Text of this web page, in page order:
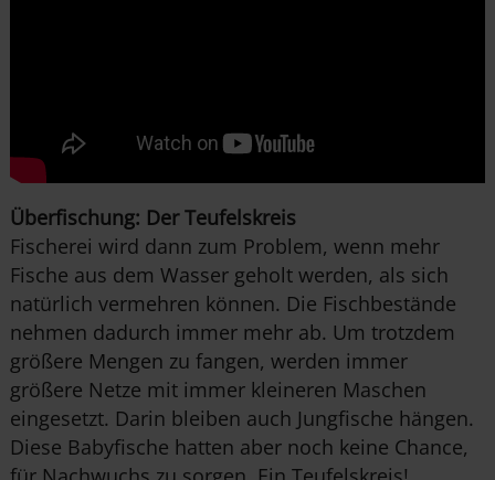
Überfischung: Der Teufelskreis
Fischerei wird dann zum Problem, wenn mehr
Fische aus dem Wasser geholt werden, als sich
natürlich vermehren können. Die Fischbestände
nehmen dadurch immer mehr ab. Um trotzdem
größere Mengen zu fangen, werden immer
größere Netze mit immer kleineren Maschen
eingesetzt. Darin bleiben auch Jungfische hängen.
Diese Babyfische hatten aber noch keine Chance,